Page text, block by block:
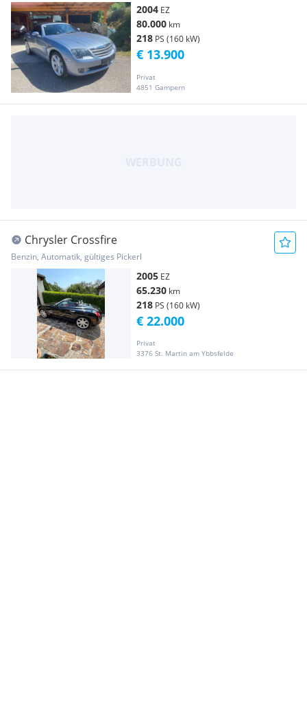
2004 EZ
80.000 km
218 PS (160 kW)
Privat
4851 Gampern
€ 13.900
Chrysler Crossfire
Benzin, Automatik, gültiges Pickerl
2005 EZ
65.230 km
218 PS (160 kW)
Privat
3376 St. Martin am Ybbsfelde
€ 22.000